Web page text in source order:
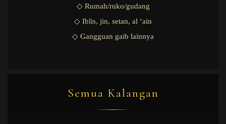
◇ Rumah/ruko/gudang
◇ Iblis, jin, setan, al ‘ain
◇ Gangguan gaib lainnya
Semua Kalangan